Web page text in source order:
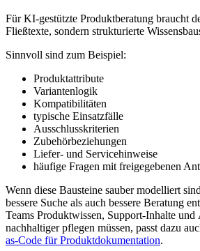
Für KI-gestützte Produktberatung braucht
Fließtexte, sondern strukturierte
Sinnvoll sind zum Beispiel:
Produktattribute
Variantenlogik
Kompatibilitäten
typische Einsatzfälle
Ausschlusskriterien
Zubehörbeziehungen
Liefer- und Servicehinweise
häufige Fragen mit freigegebenen
Wenn diese Bausteine sauber modelliert
bessere Suche als auch bessere Beratung
Teams Produktwissen, Support-Inhalte und
nachhaltiger pflegen müssen, passt dazu
as-Code für Produktdokumentation.